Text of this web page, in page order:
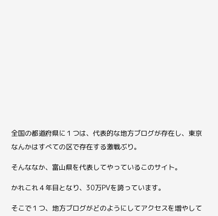
全国の都道府県に１つは、代表的な地方ブログが存在し、東京
なんかはすべての区で存在する激戦ぶり。
そんななか、富山県を代表してやっているこのサイト。
かれこれ４年目となり、30万PVを誇っています。
そこで１つ、地方ブログがどのようにしてアクセスを増やして